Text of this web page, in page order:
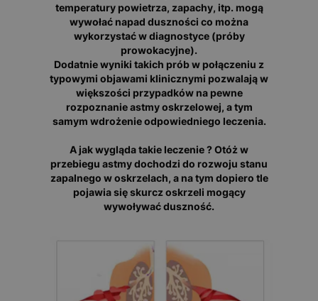
temperatury powietrza, zapachy, itp. mogą
wywołać napad duszności co można
wykorzystać w diagnostyce (próby
prowokacyjne).
Dodatnie wyniki takich prób w połączeniu z
typowymi objawami klinicznymi pozwalają w
większości przypadków na pewne
rozpoznanie astmy oskrzelowej, a tym
samym wdrożenie odpowiedniego leczenia.
A jak wygląda takie leczenie ? Otóż w
przebiegu astmy dochodzi do rozwoju stanu
zapalnego w oskrzelach, a na tym dopiero tle
pojawia się skurcz oskrzeli mogący
wywoływać duszność.